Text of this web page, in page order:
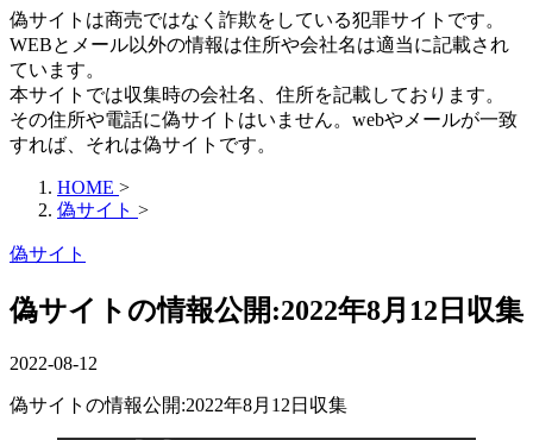
偽サイトは商売ではなく詐欺をしている犯罪サイトです。
WEBとメール以外の情報は住所や会社名は適当に記載され
ています。
本サイトでは収集時の会社名、住所を記載しております。
その住所や電話に偽サイトはいません。webやメールが一致
すれば、それは偽サイトです。
HOME >
偽サイト >
偽サイト
偽サイトの情報公開:2022年8月12日収集
2022-08-12
偽サイトの情報公開:2022年8月12日収集